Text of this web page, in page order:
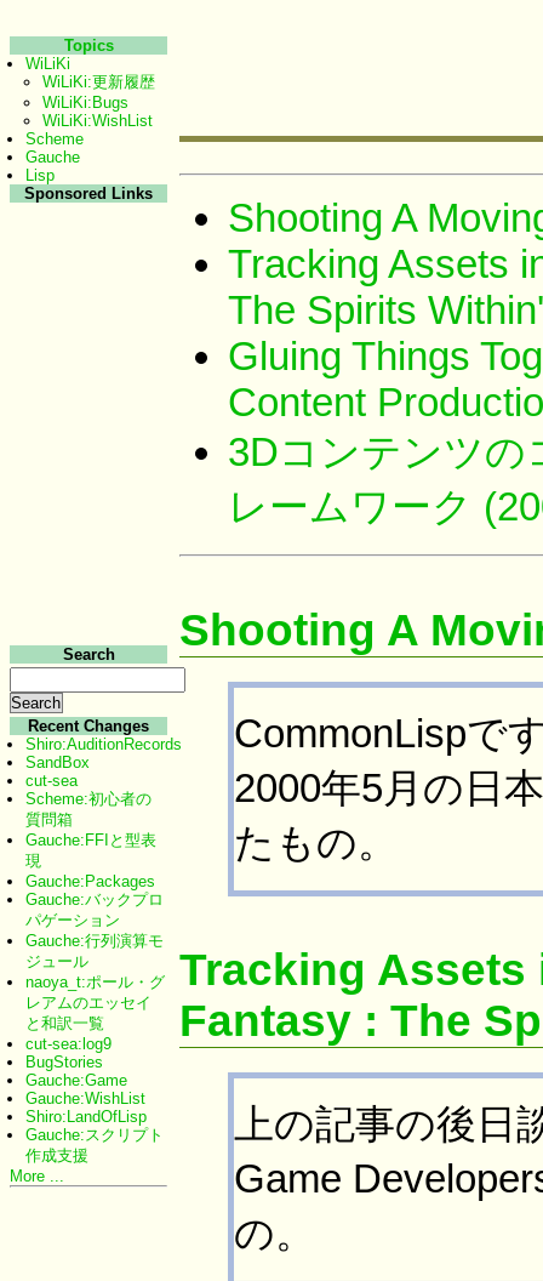
Shooting A
Tracking Assets
The Spirits Within'
Gluing Things
Content
3Dコンテンツの
レームワーク
Shooting A
CommonLispで
2000年5月の日
たもの。
Tracking
Fantasy : The
上の記事の後
Game
の。
Topics
WiLiKi
WiLiKi:更新履歴
WiLiKi:Bugs
WiLiKi:WishList
Scheme
Gauche
Lisp
Sponsored Links
Search
Recent Changes
Shiro:AuditionRecords
SandBox
cut-sea
Scheme:初心者の
質問箱
Gauche:FFIと型表
現
Gauche:Packages
Gauche:バックプロ
パゲーション
Gauche:行列演算モ
ジュール
naoya_t:ポール・グ
レアムのエッセイ
と和訳一覧
cut-sea:log9
BugStories
Gauche:Game
Gauche:WishList
Shiro:LandOfLisp
Gauche:スクリプト
作成支援
More ...